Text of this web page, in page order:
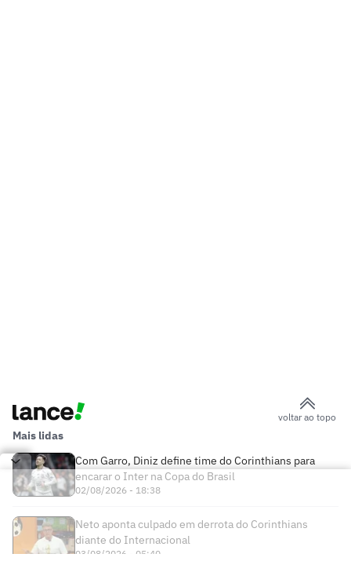
voltar ao topo
Mais lidas
Com Garro, Diniz define time do Corinthians para
encarar o Inter na Copa do Brasil
02/08/2026 - 18:38
Neto aponta culpado em derrota do Corinthians
diante do Internacional
03/08/2026 - 05:40